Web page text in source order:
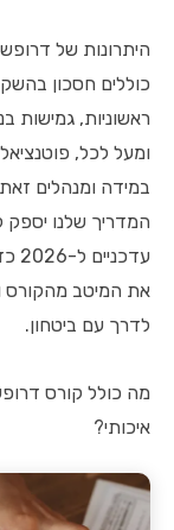
היתרונות של
כוללים חסכון
ראשוניות, גמישות
ומעל לכל,
במידה ומנהלים זאת
המדריך שלנו יספק
את המיטב מהקורס
לדרך עם ביטחון.
מה כולל קורס
איכותי?